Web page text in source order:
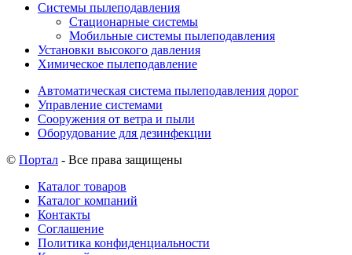
Системы пылеподавления
Стационарные системы
Мобильные системы пылеподавления
Установки высокого давления
Химическое пылеподавление
Автоматическая система пылеподавления дорог
Управление системами
Сооружения от ветра и пыли
Оборудование для дезинфекции
© Портал - Все права защищены
Каталог товаров
Каталог компаний
Контакты
Соглашение
Политика конфиденциальности